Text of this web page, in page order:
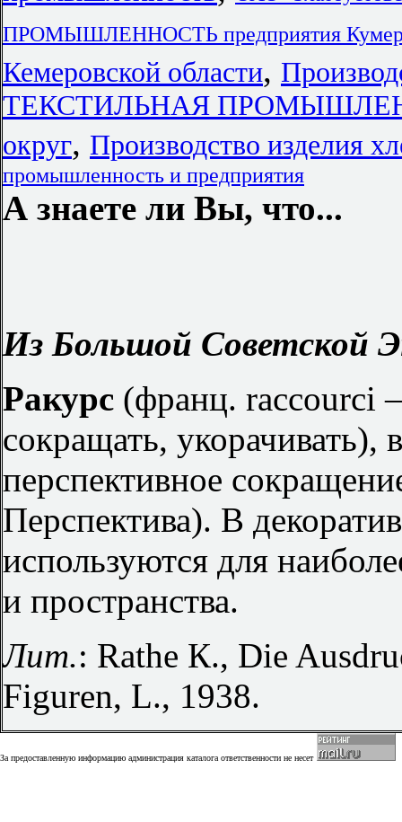
ПРОМЫШЛЕННОСТЬ предприятия
Кемеровской области,
ТЕКСТИЛЬНАЯ
округ, Производство изделия
промышленность и предприятия
А знаете ли Вы, что...
Из Большой Советской
Ракурс (франц. raccourci
сокращать, укорачивать),
перспективное
Перспектива). В
используются для
и пространства.
Лит.: Rathe К., Die
Figuren, L., 1938.
За предоставленную информацию администрация каталога ответственности не несет